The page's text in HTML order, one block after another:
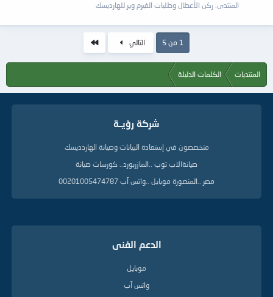
المنتدى: ركن الأعطال وطلبات الفيرم وير للهارديسك
1 من 5 التالي
المنتديات الكلمات الدليلة
شركة رؤيــة
متخصصون في إستعادة البيانات وصيانة الهاردديسك
صيانةالاب توب ..المازربورد.. كورسات صيانة
مصر ..المنصورة موبايل ..واتس آب 00201005474787
الدعم الفنى
موبايل
واتس آب